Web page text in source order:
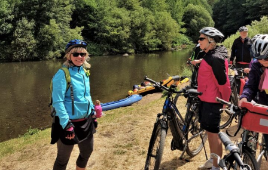
Geführte Radtouren